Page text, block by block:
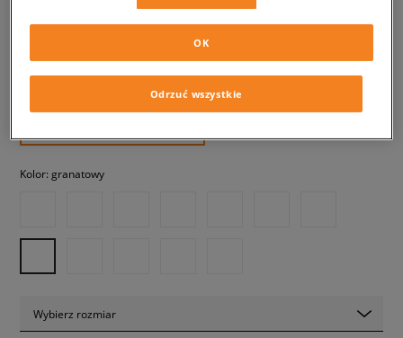
239,99 zł -2%
(najniższa cena z 30 dni przed obniżką)
(Cena początkowa)
Kolor: granatowy
Wybierz rozmiar
Odrzuć wszystkie
OK